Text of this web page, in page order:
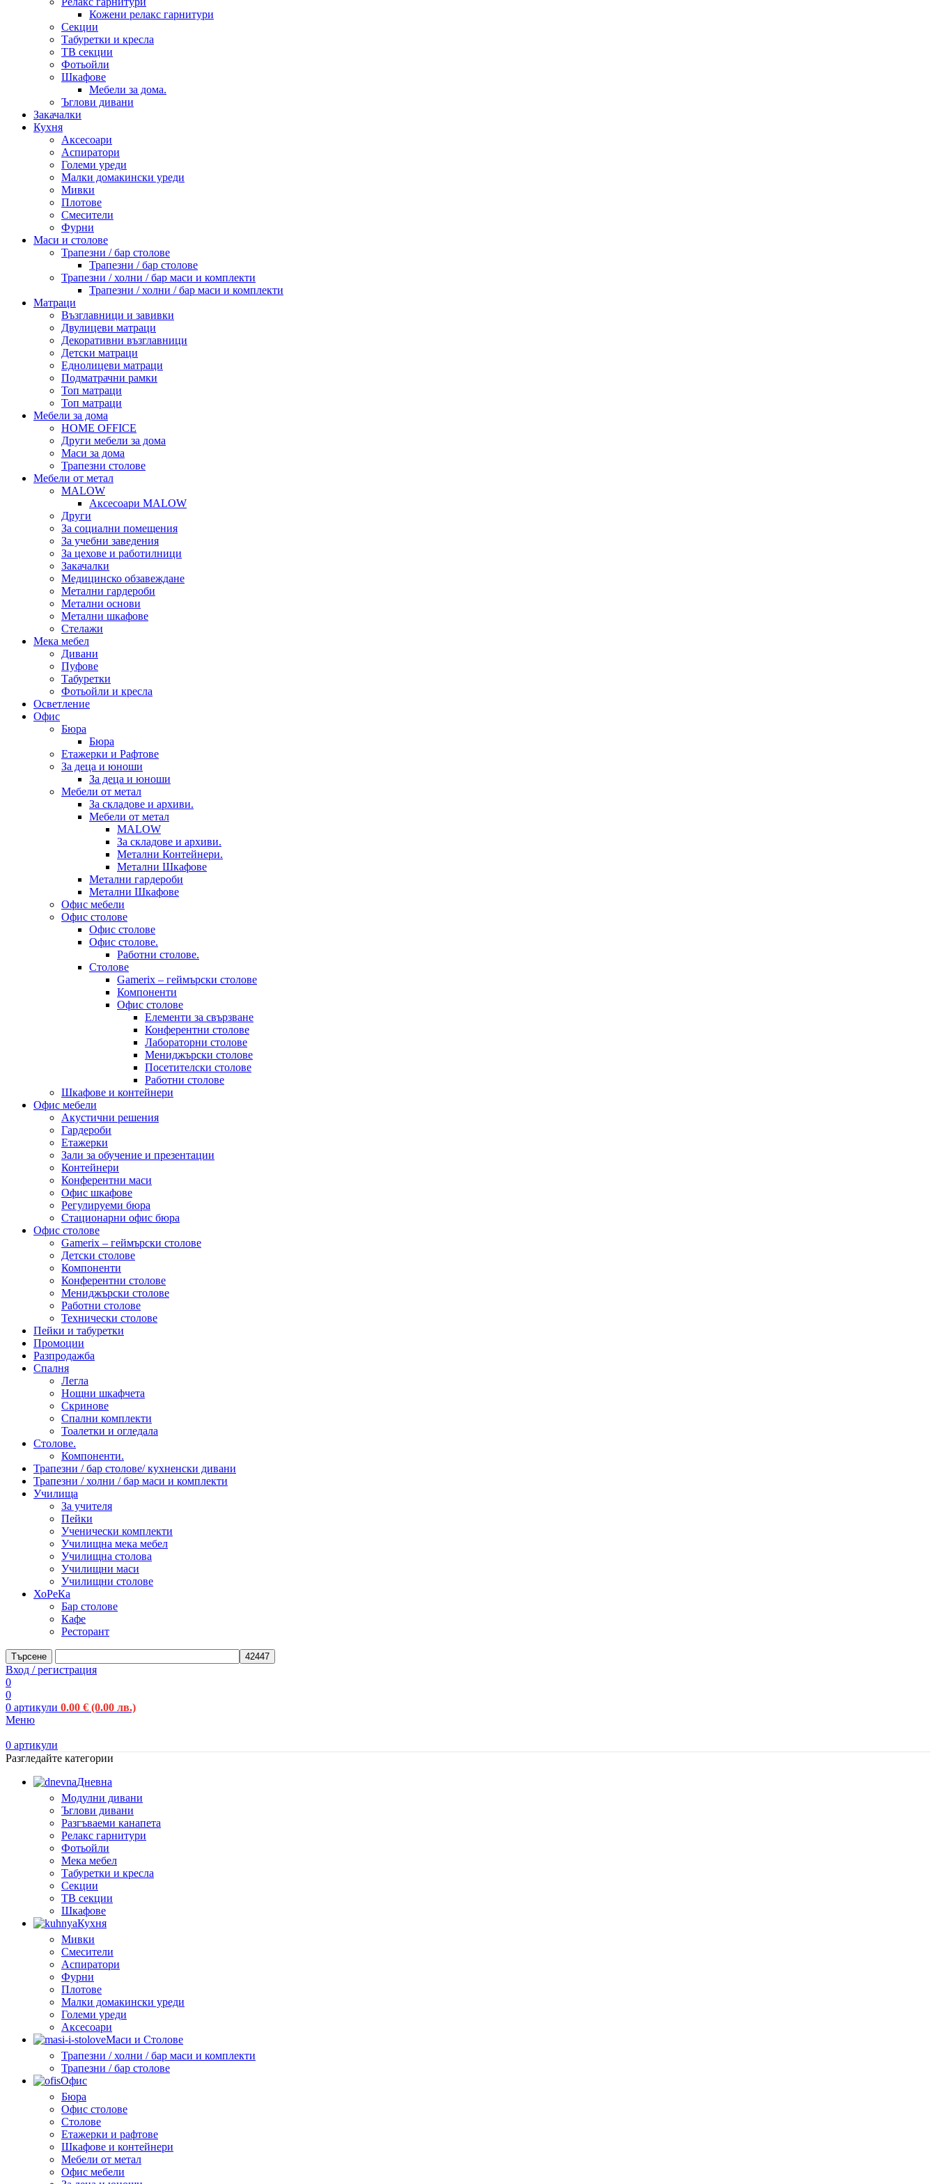
Кожени релакс гарнитури
Секции
Табуретки и кресла
ТВ секции
Фотьойли
Шкафове
Мебели за дома.
Ъглови дивани
Закачалки
Кухня
Аксесоари
Аспиратори
Големи уреди
Малки домакински уреди
Мивки
Плотове
Смесители
Фурни
Маси и столове
Трапезни / бар столове
Трапезни / бар столове
Трапезни / холни / бар маси и комплекти
Трапезни / холни / бар маси и комплекти
Матраци
Възглавници и завивки
Двулицеви матраци
Декоративни възглавници
Детски матраци
Еднолицеви матраци
Подматрачни рамки
Топ матраци
Топ матраци
Мебели за дома
HOME OFFICE
Други мебели за дома
Маси за дома
Трапезни столове
Мебели от метал
MALOW
Аксесоари MALOW
Други
За социални помещения
За учебни заведения
За цехове и работилници
Закачалки
Медицинско обзавеждане
Метални гардероби
Метални основи
Метални шкафове
Стелажи
Мека мебел
Дивани
Пуфове
Табуретки
Фотьойли и кресла
Осветление
Офис
Бюра
Бюра
Етажерки и Рафтове
За деца и юноши
За деца и юноши
Мебели от метал
За складове и архиви.
Мебели от метал
MALOW
За складове и архиви.
Метални Контейнери.
Метални Шкафове
Метални гардероби
Метални Шкафове
Офис мебели
Офис столове
Офис столове
Офис столове.
Работни столове.
Столове
Gamerix – геймърски столове
Компоненти
Офис столове
Елементи за свързване
Конферентни столове
Лабораторни столове
Мениджърски столове
Посетителски столове
Работни столове
Шкафове и контейнери
Офис мебели
Акустични решения
Гардероби
Етажерки
Зали за обучение и презентации
Контейнери
Конферентни маси
Офис шкафове
Регулируеми бюра
Стационарни офис бюра
Офис столове
Gamerix – геймърски столове
Детски столове
Компоненти
Конферентни столове
Мениджърски столове
Работни столове
Технически столове
Пейки и табуретки
Промоции
Разпродажба
Спалня
Легла
Нощни шкафчета
Скринове
Спални комплекти
Тоалетки и огледала
Столове.
Компоненти.
Трапезни / бар столове/ кухненски дивани
Трапезни / холни / бар маси и комплекти
Училища
За учителя
Пейки
Ученически комплекти
Училищна мека мебел
Училищна столова
Училищни маси
Училищни столове
ХоРеКа
Бар столове
Кафе
Ресторант
Търсене
Вход / регистрация
0
0
0 артикули 0.00 € (0.00 лв.)
Меню
0 артикули
Разгледайте категории
Дневна
Модулни дивани
Ъглови дивани
Разгъваеми канапета
Релакс гарнитури
Фотьойли
Мека мебел
Табуретки и кресла
Секции
ТВ секции
Шкафове
Кухня
Мивки
Смесители
Аспиратори
Фурни
Плотове
Малки домакински уреди
Големи уреди
Аксесоари
Маси и Столове
Трапезни / холни / бар маси и комплекти
Трапезни / бар столове
Офис
Бюра
Офис столове
Столове
Етажерки и рафтове
Шкафове и контейнери
Мебели от метал
Офис мебели